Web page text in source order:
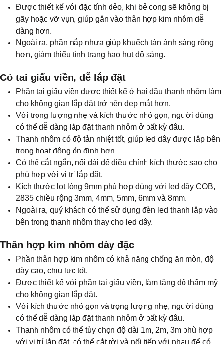
Được thiết kế với đặc tính dẻo, khi bẻ cong sẽ không bị
gãy hoặc vỡ vụn, giúp gắn vào thân hợp kim nhôm dễ
dàng hơn.
Ngoài ra, phần nắp nhựa giúp khuếch tán ánh sáng rộng
hơn, giảm thiểu tình trạng hao hụt độ sáng.
Có tai giấu viền, dễ lắp đặt
Phần tai giấu viền được thiết kế ở hai đầu thanh nhôm làm
cho không gian lắp đặt trở nên đẹp mắt hơn.
Với trọng lượng nhẹ và kích thước nhỏ gọn, người dùng
có thể dễ dàng lắp đặt thanh nhôm ở bất kỳ đâu.
Thanh nhôm có độ tản nhiệt tốt, giúp led dây được lắp bên
trong hoạt động ổn định hơn.
Có thể cắt ngắn, nối dài để điều chỉnh kích thước sao cho
phù hợp với vị trí lắp đặt.
Kích thước lọt lòng 9mm phù hợp dùng với led dây COB,
2835 chiều rộng 3mm, 4mm, 5mm, 6mm và 8mm.
Ngoài ra, quý khách có thể sử dụng đèn led thanh lắp vào
bên trong thanh nhôm thay cho led dây.
Thân hợp kim nhôm dày đặc
Phần thân hợp kim nhôm có khả năng chống ăn mòn, độ
dày cao, chịu lực tốt.
Được thiết kế với phần tai giấu viền, làm tăng độ thẩm mỹ
cho không gian lắp đặt.
Với kích thước nhỏ gọn và trọng lượng nhẹ, người dùng
có thể dễ dàng lắp đặt thanh nhôm ở bất kỳ đâu.
Thanh nhôm có thể tùy chọn độ dài 1m, 2m, 3m phù hợp
với vị trí lắp đặt, có thể cắt rời và nối tiếp với nhau để có